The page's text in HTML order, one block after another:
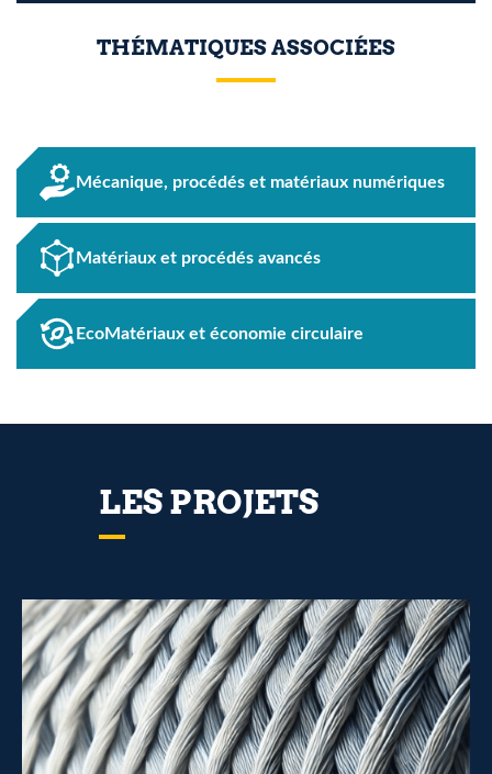
THÉMATIQUES ASSOCIÉES
Mécanique, procédés et matériaux numériques
Matériaux et procédés avancés
EcoMatériaux et économie circulaire
LES PROJETS